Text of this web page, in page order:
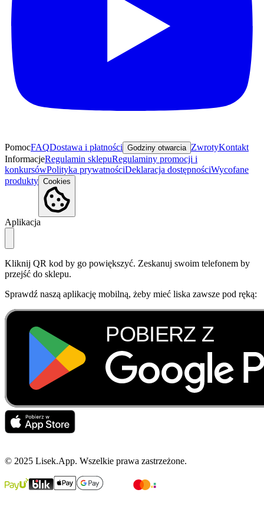
PomocFAQDostawa i płatności Godziny otwarcia ZwrotyKontakt
InformacjeRegulamin sklepuRegulaminy promocji i
konkursówPolityka prywatnościDeklaracja dostępnościWycofane
produkty Cookies
Aplikacja
Kliknij QR kod by go powiększyć. Zeskanuj swoim telefonem by
przejść do sklepu.
Sprawdź naszą aplikację mobilną, żeby mieć liska zawsze pod ręką:
© 2025 Lisek.App. Wszelkie prawa zastrzeżone.